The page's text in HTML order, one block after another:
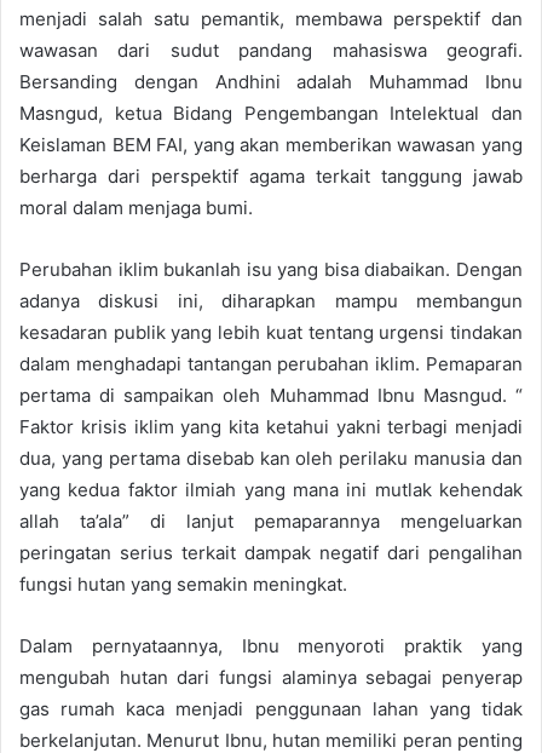
menjadi salah satu pemantik, membawa perspektif dan
wawasan dari sudut pandang mahasiswa geografi.
Bersanding dengan Andhini adalah Muhammad Ibnu
Masngud, ketua Bidang Pengembangan Intelektual dan
Keislaman BEM FAI, yang akan memberikan wawasan yang
berharga dari perspektif agama terkait tanggung jawab
moral dalam menjaga bumi.
Perubahan iklim bukanlah isu yang bisa diabaikan. Dengan
adanya diskusi ini, diharapkan mampu membangun
kesadaran publik yang lebih kuat tentang urgensi tindakan
dalam menghadapi tantangan perubahan iklim. Pemaparan
pertama di sampaikan oleh Muhammad Ibnu Masngud. “
Faktor krisis iklim yang kita ketahui yakni terbagi menjadi
dua, yang pertama disebab kan oleh perilaku manusia dan
yang kedua faktor ilmiah yang mana ini mutlak kehendak
allah ta’ala” di lanjut pemaparannya mengeluarkan
peringatan serius terkait dampak negatif dari pengalihan
fungsi hutan yang semakin meningkat.
Dalam pernyataannya, Ibnu menyoroti praktik yang
mengubah hutan dari fungsi alaminya sebagai penyerap
gas rumah kaca menjadi penggunaan lahan yang tidak
berkelanjutan. Menurut Ibnu, hutan memiliki peran penting